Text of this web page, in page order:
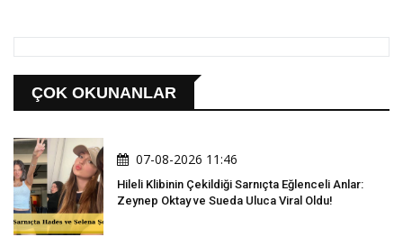
ÇOK OKUNANLAR
07-08-2026 11:46
Hileli Klibinin Çekildiği Sarnıçta Eğlenceli Anlar:
Zeynep Oktay ve Sueda Uluca Viral Oldu!